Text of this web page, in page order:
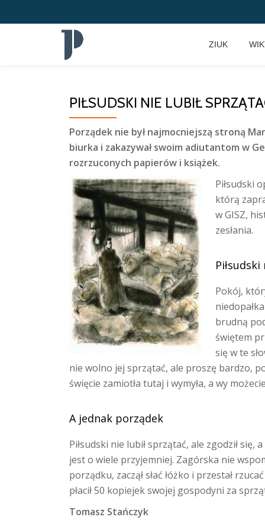
ZIUK
PIŁSUDSKI NIE LUBIŁ
Porządek nie był najmocniejszą stroną
biurka i zakazywał swoim adiutantom w
rozrzuconych papierów i książek.
Piłsudski
którą
w GISZ,
zesłania.
Pokój,
brudną
świętem
się w te
nie wolno jej sprzątać, ale proszę bardzo,
święcie zamiotła tutaj i wymyła, a wy
A jednak porządek
Piłsudski nie lubił sprzątać, ale zgodził się,
jest o wiele przyjemniej. Zagórska nie
porządku, zaczął słać łóżko i przestał
płacił 50 kopiejek swojej gospodyni za
Tomasz Stańczyk